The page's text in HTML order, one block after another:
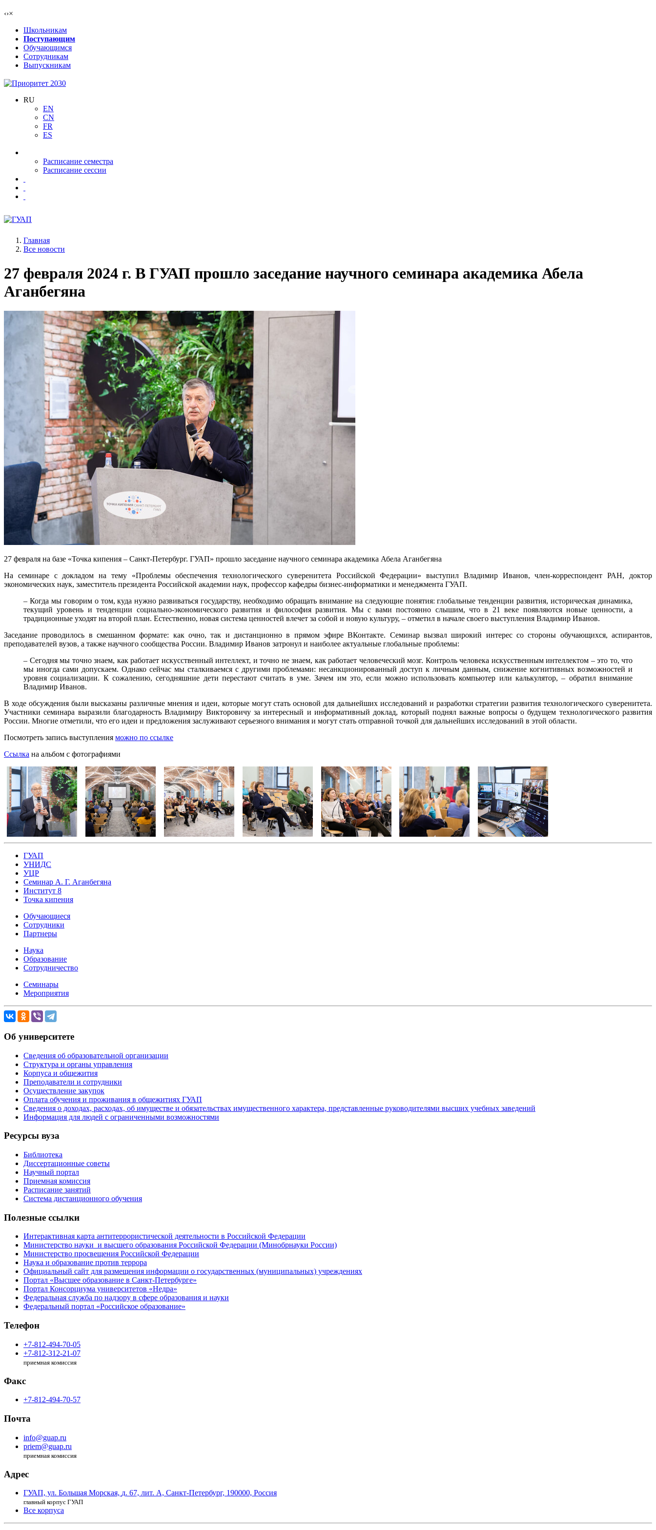
‹›×
Школьникам
Поступающим
Обучающимся
Сотрудникам
Выпускникам
RU
EN
CN
FR
ES
Расписание семестра
Расписание сессии
Главная
Все новости
27 февраля 2024 г. В ГУАП прошло заседание научного семинара академика Абела
Аганбегяна
27 февраля на базе «Точка кипения – Санкт-Петербург. ГУАП» прошло заседание научного семинара академика Абела Аганбегяна
На семинаре с докладом на тему «Проблемы обеспечения технологического суверенитета Российской Федерации» выступил Владимир Иванов, член-корреспондент РАН, доктор
экономических наук, заместитель президента Российской академии наук, профессор кафедры бизнес-информатики и менеджмента ГУАП.
– Когда мы говорим о том, куда нужно развиваться государству, необходимо обращать внимание на следующие понятия: глобальные тенденции развития, историческая динамика,
текущий уровень и тенденции социально-экономического развития и философия развития. Мы с вами постоянно слышим, что в 21 веке появляются новые ценности, а
традиционные уходят на второй план. Естественно, новая система ценностей влечет за собой и новую культуру, – отметил в начале своего выступления Владимир Иванов.
Заседание проводилось в смешанном формате: как очно, так и дистанционно в прямом эфире ВКонтакте. Семинар вызвал широкий интерес со стороны обучающихся, аспирантов,
преподавателей вузов, а также научного сообщества России. Владимир Иванов затронул и наиболее актуальные глобальные проблемы:
– Сегодня мы точно знаем, как работает искусственный интеллект, и точно не знаем, как работает человеческий мозг. Контроль человека искусственным интеллектом – это то, что
мы иногда сами допускаем. Однако сейчас мы сталкиваемся с другими проблемами: несанкционированный доступ к личным данным, снижение когнитивных возможностей и
уровня социализации. К сожалению, сегодняшние дети перестают считать в уме. Зачем им это, если можно использовать компьютер или калькулятор, – обратил внимание
Владимир Иванов.
В ходе обсуждения были высказаны различные мнения и идеи, которые могут стать основой для дальнейших исследований и разработки стратегии развития технологического суверенитета.
Участники семинара выразили благодарность Владимиру Викторовичу за интересный и информативный доклад, который поднял важные вопросы о будущем технологического развития
России. Многие отметили, что его идеи и предложения заслуживают серьезного внимания и могут стать отправной точкой для дальнейших исследований в этой области.
Посмотреть запись выступления можно по ссылке
Ссылка на альбом с фотографиями
ГУАП
УНИДС
УЦР
Семинар А. Г. Аганбегяна
Институт 8
Точка кипения
Обучающиеся
Сотрудники
Партнеры
Наука
Образование
Сотрудничество
Семинары
Мероприятия
Об университете
Сведения об образовательной организации
Структура и органы управления
Корпуса и общежития
Преподаватели и сотрудники
Осуществление закупок
Оплата обучения и проживания в общежитиях ГУАП
Сведения о доходах, расходах, об имуществе и обязательствах имущественного характера, представленные руководителями высших учебных заведений
Информация для людей с ограниченными возможностями
Ресурсы вуза
Библиотека
Диссертационные советы
Научный портал
Приемная комиссия
Расписание занятий
Система дистанционного обучения
Полезные ссылки
Интерактивная карта антитеррористической деятельности в Российской Федерации
Министерство науки и высшего образования Российской Федерации (Минобрнауки России)
Министерство просвещения Российской Федерации
Наука и образование против террора
Официальный сайт для размещения информации о государственных (муниципальных) учреждениях
Портал «Высшее образование в Санкт-Петербурге»
Портал Консорциума университетов «Недра»
Федеральная служба по надзору в сфере образования и науки
Федеральный портал «Российское образование»
Телефон
+7-812-494-70-05
+7-812-312-21-07
приемная комиссия
Факс
+7-812-494-70-57
Почта
info@guap.ru
priem@guap.ru
приемная комиссия
Адрес
ГУАП, ул. Большая Морская, д. 67, лит. А, Санкт-Петербург, 190000, Россия
главный корпус ГУАП
Все корпуса